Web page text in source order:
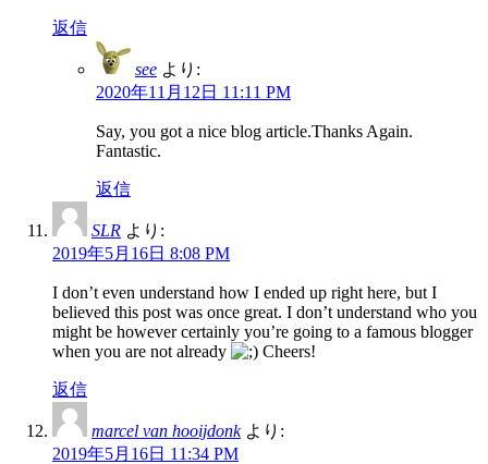
返信
see より:
2020年11月12日 11:11 PM
Say, you got a nice blog article.Thanks Again.
Fantastic.
返信
SLR より:
2019年5月16日 8:08 PM
I don’t even understand how I ended up right here, but I
believed this post was once great. I don’t understand who you
might be however certainly you’re going to a famous blogger
when you are not already
Cheers!
返信
marcel van hooijdonk より:
2019年5月16日 11:34 PM